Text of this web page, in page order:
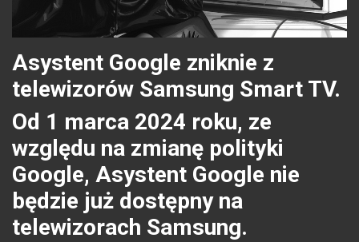
Asystent Google zniknie z
telewizorów Samsung Smart TV.
Od 1 marca 2024 roku, ze
względu na zmianę polityki
Google, Asystent Google nie
będzie już dostępny na
telewizorach Samsung.